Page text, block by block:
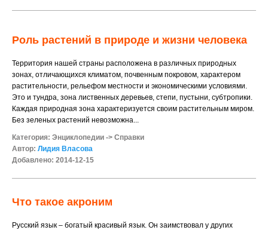
Роль растений в природе и жизни человека
Территория нашей страны расположена в различных природных
зонах, отличающихся климатом, почвенным покровом, характером
растительности, рельефом местности и экономическими условиями.
Это и тундра, зона лиственных деревьев, степи, пустыни, субтропики.
Каждая природная зона характеризуется своим растительным миром.
Без зеленых растений невозможна...
Категория: Энциклопедии -> Справки
Автор: Лидия Власова
Добавлено: 2014-12-15
Что такое акроним
Русский язык – богатый красивый язык. Он заимствовал у других